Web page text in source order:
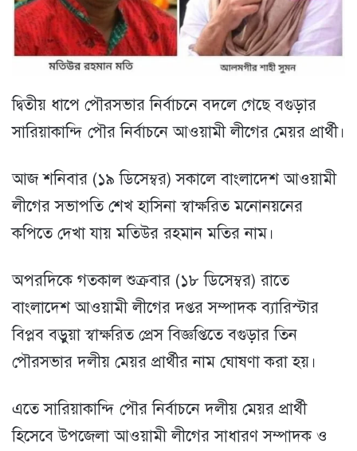
দ্বিতীয় ধাপে পৌরসভার নির্বাচনে বদলে গেছে বগুড়ার
সারিয়াকান্দি পৌর নির্বাচনে আওয়ামী লীগের মেয়র প্রার্থী।
আজ শনিবার (১৯ ডিসেম্বর) সকালে বাংলাদেশ আওয়ামী
লীগের সভাপতি শেখ হাসিনা স্বাক্ষরিত মনোনয়নের
কপিতে দেখা যায় মতিউর রহমান মতির নাম।
অপরদিকে গতকাল শুক্রবার (১৮ ডিসেম্বর) রাতে
বাংলাদেশ আওয়ামী লীগের দপ্তর সম্পাদক ব্যারিস্টার
বিপ্লব বড়ুয়া স্বাক্ষরিত প্রেস বিজ্ঞপ্তিতে বগুড়ার তিন
পৌরসভার দলীয় মেয়র প্রার্থীর নাম ঘোষণা করা হয়।
এতে সারিয়াকান্দি পৌর নির্বাচনে দলীয় মেয়র প্রার্থী
হিসেবে উপজেলা আওয়ামী লীগের সাধারণ সম্পাদক ও